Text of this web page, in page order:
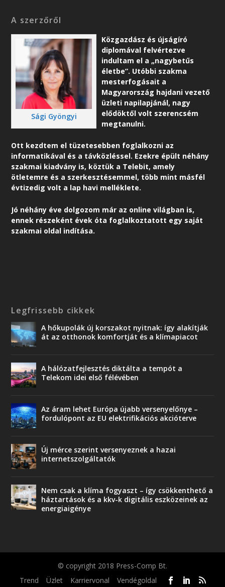
A szerzőről
Sági Gyöngyi
Közgazdász és újságíró
diplomával felvértezve
indultam el a „nagybetűs
életbe”. Utóbbi szakma
mesterfogásait a
Magyarország hajdani vezető
üzleti napilapjánál, nagy
elődöktől volt szerencsém
megtanulni.
Ott kezdtem el tüzetesebben foglalkozni az
informatikával és a távközléssel. Ezekre épült néhány
szakmai kiadvány is, köztük a Telebit, amely
ötletemre és a szerkesztésemmel, több mint másfél
évtizedig volt a lap havi melléklete.
Jó néhány éve dolgozom már az online világban is,
ennek részeként évek óta foglalkoztatott egy saját
szakmai oldal indítása.
Legfrissebb cikkek
A hőkupolák új korszakot nyitnak: így alakítják
át az otthonok komfortját és a klímapiacot
A hálózatfejlesztés diktálta a tempót a
Telekom idei első félévében
Az áram lehet Európa újabb versenyelőnye –
fordulópont az EU elektrifikációs akcióterve
Új mérce szerint versenyeznek a hazai
internetszolgáltatók
Nem csak a klíma fogyaszt – így csökkenthető a
háztartások és a kkv-k digitális eszközeinek az
energiaigénye
© copyright 2018 Press-Comp Bt.
Trend
Üzlet Karriervonal Vendégoldal